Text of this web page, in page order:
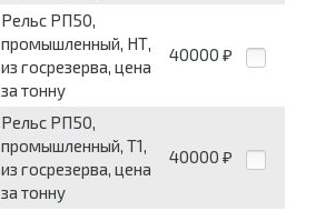
Рельс РП50,
промышленный, НТ,
из госрезерва, цена
за тонну
40000 ₽
Рельс РП50,
промышленный, Т1,
из госрезерва, цена
за тонну
40000 ₽